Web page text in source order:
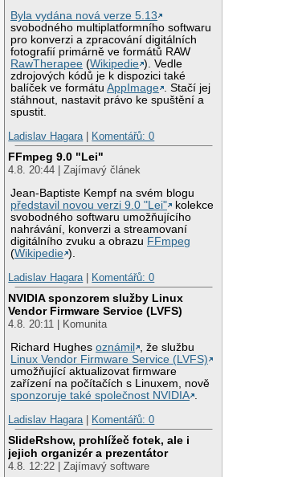
Byla vydána nová verze 5.13
svobodného multiplatformního softwaru
pro konverzi a zpracování digitálních
fotografií primárně ve formátů RAW
RawTherapee (Wikipedie ). Vedle
zdrojových kódů je k dispozici také
balíček ve formátuAppImage . Stačí jej
stáhnout, nastavit právo ke spuštění a
spustit.
Ladislav Hagara
Komentářů: 0
FFmpeg 9.0 "Lei"
4.8. 20:44 | Zajímavý článek
Jean-Baptiste Kempf na svém blogu
představil novou verzi 9.0 "Lei"
kolekce
svobodného softwaru umožňujícího
nahrávání, konverzi a streamovaní
digitálního zvuku a obrazu FFmpeg
(Wikipedie ).
Ladislav Hagara
Komentářů: 0
NVIDIA sponzorem služby Linux
Vendor Firmware Service (LVFS)
4.8. 20:11 | Komunita
Richard Hughesoznámil
, že službu
Linux Vendor Firmware Service (LVFS)
umožňující aktualizovat firmware
zařízení na počítačích s Linuxem, nově
sponzoruje také společnost NVIDIA .
Ladislav Hagara | Komentářů: 0
SlideRshow, prohlížeč fotek, ale i
jejich organizér a prezentátor
4.8. 12:22 | Zajímavý software